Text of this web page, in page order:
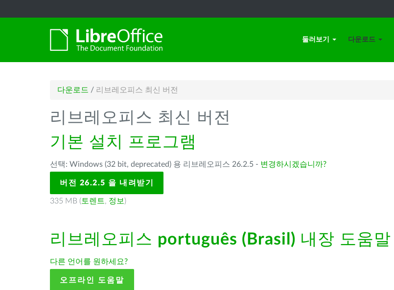
둘러보기 다운로드
다운로드 / 리브레오피스 최신 버전
리브레오피스 최신 버전
기본 설치 프로그램
선택: Windows (32 bit, deprecated) 용 리브레오피스 26.2.5 - 변경하시겠습니까?
버전 26.2.5 을 내려받기
335 MB ( 토렌트, 정보 )
리브레오피스 português (Brasil) 내장 도움말
다른 언어를 원하세요?
오프라인 도움말